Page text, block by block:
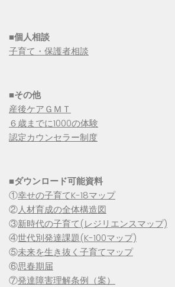
■個人相談
子育て・保護者相談
■その他
産後ケアＧＭＴ
６歳までに1000の体験
認定カウンセラー制度
■ダウンロード可能資料
①幸せの子育てK-18マップ
②人材育成の全体構造図
③新時代の子育て(レジリエンスマップ)
④世代別発達課題(K-100マップ)
⑤未来を生き抜く子育てマップ
⑥思春期届
⑦発達障害理解条例（案）